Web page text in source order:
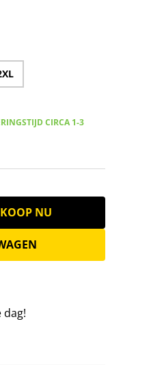
CIRCA 1-3
KOOP NU
dag!